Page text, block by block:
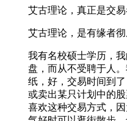
艾古理论，真正是交
艾古理论，是有缘者
我有名校硕士学历，
盘，而从不受聘于人
纸，好，交易时间到
或卖出某只计划中的
喜欢这种交易方式，